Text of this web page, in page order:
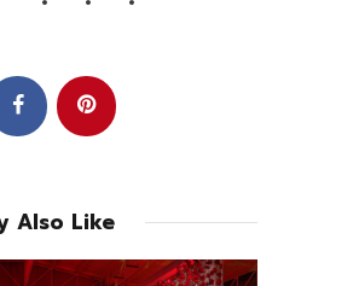
Also Like